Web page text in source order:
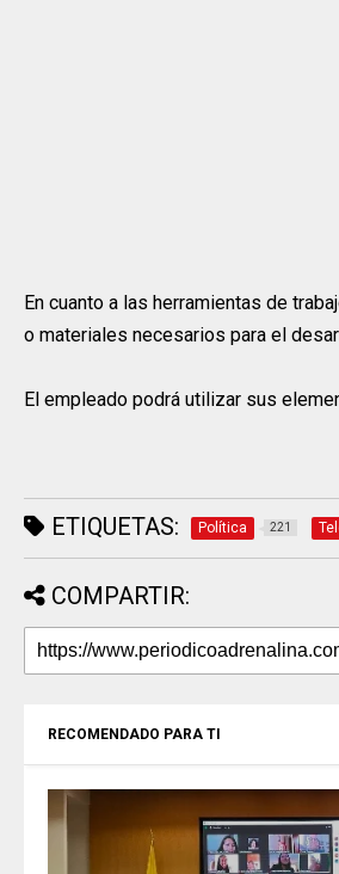
En cuanto a las herramientas de
o materiales necesarios para el
El empleado podrá utilizar sus
ETIQUETAS: Política 221
COMPARTIR:
RECOMENDADO PARA TI